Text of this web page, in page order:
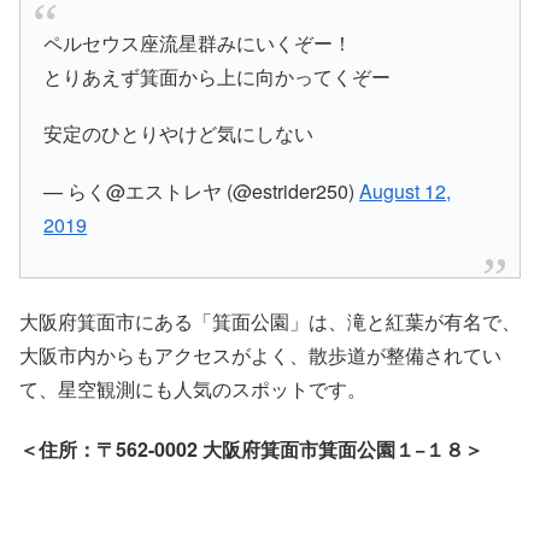
ペルセウス座流星群みにいくぞー！
とりあえず箕面から上に向かってくぞー
安定のひとりやけど気にしない
— らく@エストレヤ (@estrider250)August 12,
2019
大阪府箕面市にある「箕面公園」は、滝と紅葉が有名で、
大阪市内からもアクセスがよく、散歩道が整備されてい
て、星空観測にも人気のスポットです。
＜住所：〒562-0002 大阪府箕面市箕面公園１−１８＞